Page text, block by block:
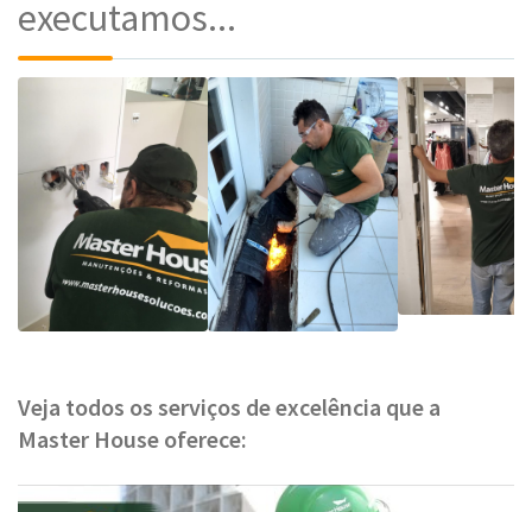
executamos...
Veja todos os serviços de excelência que a
Master House oferece: